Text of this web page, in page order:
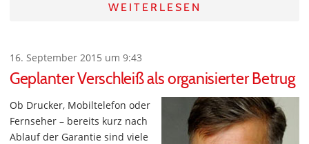
WEITERLESEN
16. September 2015 um 9:43
Geplanter Verschleiß als organisierter Betrug
Ob Drucker, Mobiltelefon oder
Fernseher – bereits kurz nach
Ablauf der Garantie sind viele